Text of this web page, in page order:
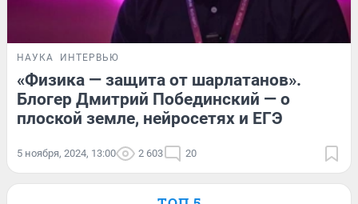
НАУКА ИНТЕРВЬЮ
«Физика — защита от шарлатанов».
Блогер Дмитрий Побединский — о
плоской земле, нейросетях и ЕГЭ
5 ноября, 2024, 13:00 2 603 20